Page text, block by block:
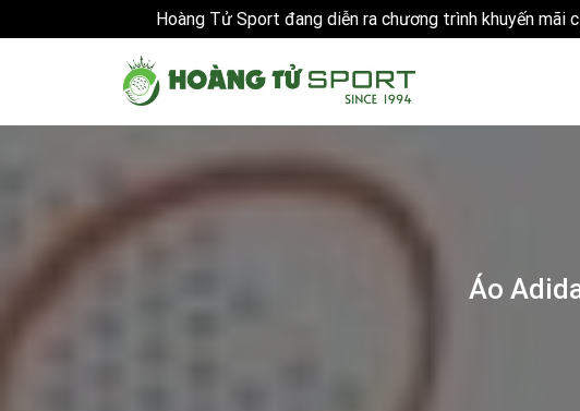
Hoàng Tử Sport đang diễn ra chương trình khuyến mãi
Áo